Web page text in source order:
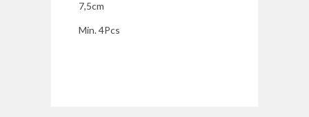
7,5cm
Min. 4Pcs